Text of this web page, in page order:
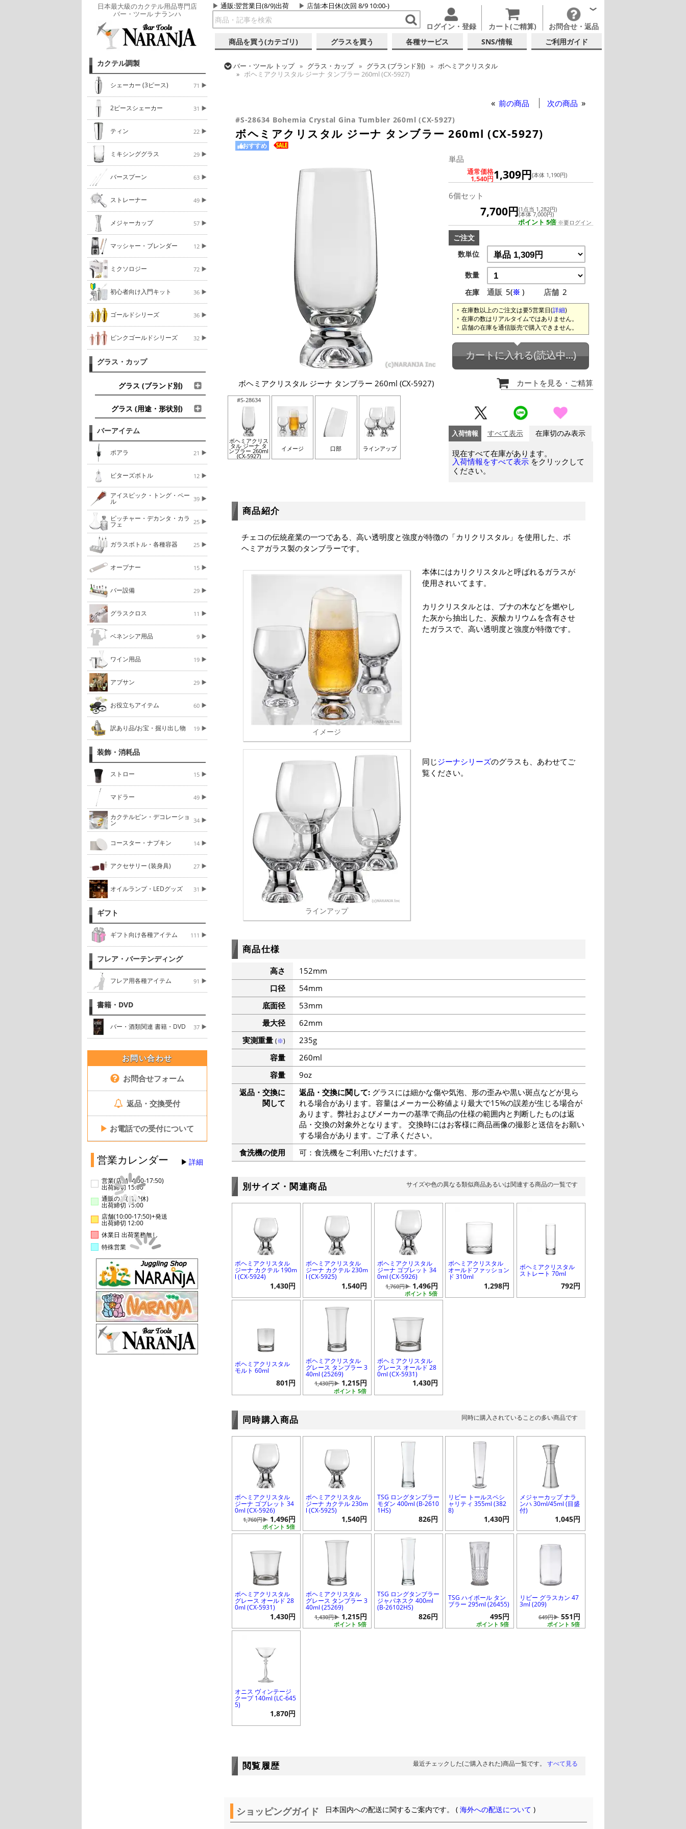
日本最大級のカクテル用品専門店
バー・ツール ナランハ
通販:翌営業日(8/9)出荷 店舗:本日休(次回 8/9 10:00-)
ログイン・登録 カート(ご精算) お問合せ・返品
商品を買う(カテゴリ) グラスを買う 各種サービス SNS/情報 ご利用ガイド
カクテル調製
シェーカー (3ピース) 71
2ピースシェーカー 31
ティン 22
ミキシンググラス 29
バースプーン 63
ストレーナー 49
メジャーカップ 57
マッシャー・ブレンダー 12
ミクソロジー 72
初心者向け入門キット 36
ゴールドシリーズ 36
ピンクゴールドシリーズ 32
グラス・カップ
グラス (ブランド別)
グラス (用途・形状別)
バーアイテム
ポアラ 21
ビターズボトル 12
アイスピック・トング・ペー
ル 39
ピッチャー・デカンタ・カラ
フェ 25
ガラスボトル・各種容器 25
オープナー 15
バー設備 29
グラスクロス 11
ベネンシア用品 9
ワイン用品 19
アブサン 29
お役立ちアイテム 60
訳あり品/お宝・掘り出し物 19
装飾・消耗品
ストロー 15
マドラー 49
カクテルピン・デコレーショ
ン 34
コースター・ナプキン 14
アクセサリー (装身具) 27
オイルランプ・LEDグッズ 31
ギフト
ギフト向け各種アイテム 111
フレア・バーテンディング
フレア用各種アイテム 91
書籍・DVD
バー・酒類関連 書籍・DVD 37
お問い合わせ
お問合せフォーム
返品・交換受付
▶ お電話での受付について
営業カレンダー 詳細
営業(店舗14:00-17:50)
出荷締切 15:00
通販のみ(店舗休)
出荷締切 15:00
店舗(10:00-17:50)+発送
出荷締切 12:00
休業日 出荷業務無し
特殊営業
バー・ツール トップ グラス・カップ グラス (ブランド別)
ボヘミアクリスタル
ボヘミアクリスタル ジーナ タンブラー 260ml (CX-5927)
前の商品 次の商品
#S-28634 Bohemia Crystal Gina Tumbler 260ml (CX-5927)
ボヘミアクリスタル ジーナ タンブラー 260ml (CX-5927)
おすすめ
ボヘミアクリスタル ジーナ タンブラー 260ml (CX-5927)
#S-28634
ボヘミアクリス
タル ジーナ タ
ンブラー 260ml
(CX-5927)
イメージ 口部 ラインアップ
単品
通常価格
1,540円1,309円(本体 1,190円)
6個セット
7,700円(1点当 1,282円)
(本体 7,000円)
ポイント 5倍 ※要ログイン
ご注文
数単位
数量
在庫
通販 5(※ ) 店舗 2
在庫数以上のご注文は要5営業日(詳細)
在庫の数はリアルタイムではありません。
店舗の在庫を通信販売で購入できません。
カートに入れる(読込中...)
カートを見る ・ご精算
入荷情報 すべて表示 在庫切のみ表示
現在すべて在庫があります。
入荷情報をすべて表示 をクリックして
ください。
商品紹介
チェコの伝統産業の一つである、高い透明度と強度が特徴の「カリクリスタル」を使用した、ボ
ヘミアガラス製のタンブラーです。
イメージ
本体にはカリクリスタルと呼ばれるガラスが
使用されいてます。
カリクリスタルとは、ブナの木などを燃やし
た灰から抽出した、炭酸カリウムを含有させ
たガラスで、高い透明度と強度が特徴です。
ラインアップ
同じジーナシリーズのグラスも、あわせてご
覧ください。
商品仕様
高さ
152mm
口径
54mm
底面径
53mm
最大径
62mm
実測重量 (※)
235g
容量
260ml
容量
9oz
返品・交換に
関して
返品・交換に関して:グラスには細かな傷や気泡、形の歪みや黒い斑点などが見ら
れる場合があります。容量はメーカー公称値より最大で15%の誤差が生じる場合が
あります。弊社およびメーカーの基準で商品の仕様の範囲内と判断したものは返
品・交換の対象外となります。 交換時にはお客様に商品画像の撮影と送信をお願い
する場合があります。ご了承ください。
食洗機の使用
可：食洗機をご利用いただけます。
別サイズ・関連商品 サイズや色の異なる類似商品あるいは関連する商品の一覧です
ボヘミアクリスタル
ジーナ カクテル 190m
l (CX-5924)
1,430円
ボヘミアクリスタル
ジーナ カクテル 230m
l (CX-5925)
1,540円
ボヘミアクリスタル
ジーナ ゴブレット 34
0ml (CX-5926)
ポイント 5倍
1,760円▶ 1,496円
ボヘミアクリスタル
オールドファッション
ド 310ml
1,298円
ボヘミアクリスタル
ストレート 70ml
792円
ボヘミアクリスタル
モルト 60ml
801円
ボヘミアクリスタル
グレース タンブラー 3
40ml (25269)
ポイント 5倍
1,430円▶ 1,215円
ボヘミアクリスタル
グレース オールド 28
0ml (CX-5931)
1,430円
同時購入商品 同時に購入されていることの多い商品です
ボヘミアクリスタル
ジーナ ゴブレット 34
0ml (CX-5926)
ポイント 5倍
1,760円▶ 1,496円
ボヘミアクリスタル
ジーナ カクテル 230m
l (CX-5925)
1,540円
TSG ロングタンブラー
モダン 400ml (B-2610
1HS)
826円
リビー トールスペシ
ャリティ 355ml (382
8)
1,430円
メジャーカップ ナラ
ンハ 30ml/45ml (目盛
付)
1,045円
ボヘミアクリスタル
グレース オールド 28
0ml (CX-5931)
1,430円
ボヘミアクリスタル
グレース タンブラー 3
40ml (25269)
ポイント 5倍
1,430円▶ 1,215円
TSG ロングタンブラー
ジャパネスク 400ml
(B-26102HS)
826円
TSG ハイボール タン
ブラー 295ml (26455)
ポイント 5倍
495円
リビー グラスカン 47
3ml (209)
ポイント 5倍
649円▶ 551円
オニス ヴィンテージ
クープ 140ml (LC-645
5)
1,870円
閲覧履歴 最近チェックした(ご購入された)商品一覧です。 すべて見る
ショッピングガイド 日本国内への配送に関するご案内です。 (海外への配送について )